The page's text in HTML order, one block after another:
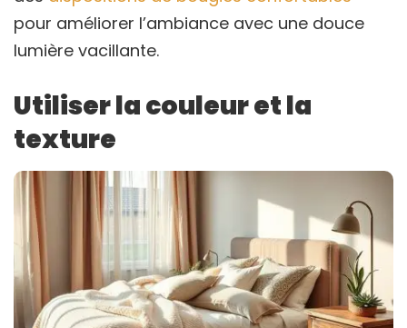
pour améliorer l’ambiance avec une douce
lumière vacillante.
Utiliser la couleur et la
texture